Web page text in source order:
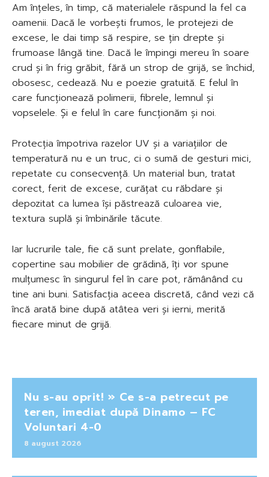
Am înțeles, în timp, că materialele răspund la fel ca
oamenii. Dacă le vorbești frumos, le protejezi de
excese, le dai timp să respire, se țin drepte și
frumoase lângă tine. Dacă le împingi mereu în soare
crud și în frig grăbit, fără un strop de grijă, se închid,
obosesc, cedează. Nu e poezie gratuită. E felul în
care funcționează polimerii, fibrele, lemnul și
vopselele. Și e felul în care funcționăm și noi.
Protecția împotriva razelor UV și a variațiilor de
temperatură nu e un truc, ci o sumă de gesturi mici,
repetate cu consecvență. Un material bun, tratat
corect, ferit de excese, curățat cu răbdare și
depozitat ca lumea își păstrează culoarea vie,
textura suplă și îmbinările tăcute.
Iar lucrurile tale, fie că sunt prelate, gonflabile,
copertine sau mobilier de grădină, îți vor spune
mulțumesc în singurul fel în care pot, rămânând cu
tine ani buni. Satisfacția aceea discretă, când vezi că
încă arată bine după atâtea veri și ierni, merită
fiecare minut de grijă.
Nu s-au oprit! » Ce s-a petrecut pe
teren, imediat după Dinamo – FC
Voluntari 4-0
8 august 2026